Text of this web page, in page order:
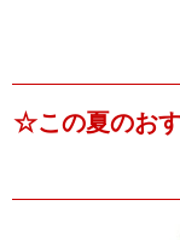
☆この夏のお